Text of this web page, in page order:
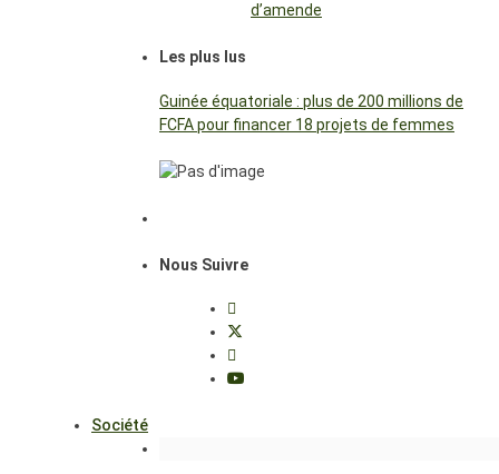
d’amende
Les plus lus
Guinée équatoriale : plus de 200 millions de
FCFA pour financer 18 projets de femmes
Nous Suivre
Société